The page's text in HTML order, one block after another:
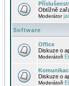
Obtížně
Moderátor
Software
Office
Diskuze o
Moderátoři
Diskuze o
Moderátoři